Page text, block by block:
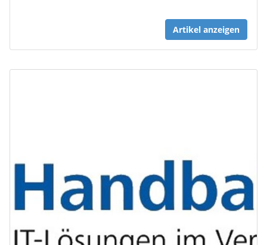
Artikel anzeigen